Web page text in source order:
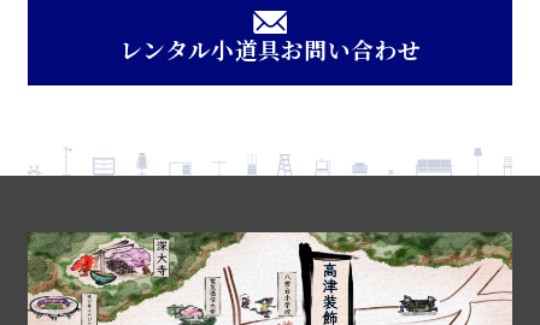
レンタル小道具お問い合わせ